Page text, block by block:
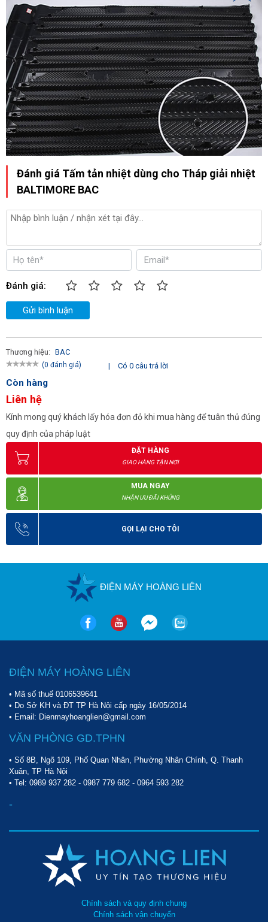
Đánh giá Tấm tản nhiệt dùng cho Tháp giải nhiệt
BALTIMORE BAC
Đánh giá:
Gửi bình luận
Thương hiệu: BAC
(0 đánh giá) | Có 0 câu trả lời
Còn hàng
Liên hệ
Kính mong quý khách lấy hóa đơn đỏ khi mua hàng để tuân thủ đúng
quy định của pháp luật
ĐẶT HÀNG
GIAO HÀNG TẬN NƠI
MUA NGAY
NHẬN ƯU ĐÃI KHỦNG
GỌI LẠI CHO TÔI
ĐIỆN MÁY HOÀNG LIÊN
ĐIỆN MÁY HOÀNG LIÊN
• Mã số thuế 0106539641
• Do Sở KH và ĐT TP Hà Nội cấp ngày 16/05/2014
• Email: Dienmayhoanglien@gmail.com
VĂN PHÒNG GD.TPHN
• Số 8B, Ngõ 109, Phố Quan Nhân, Phường Nhân Chính, Q. Thanh
Xuân, TP Hà Nội
• Tel: 0989 937 282 - 0987 779 682 - 0964 593 282
-
Chính sách và quy định chung
Chính sách vận chuyển